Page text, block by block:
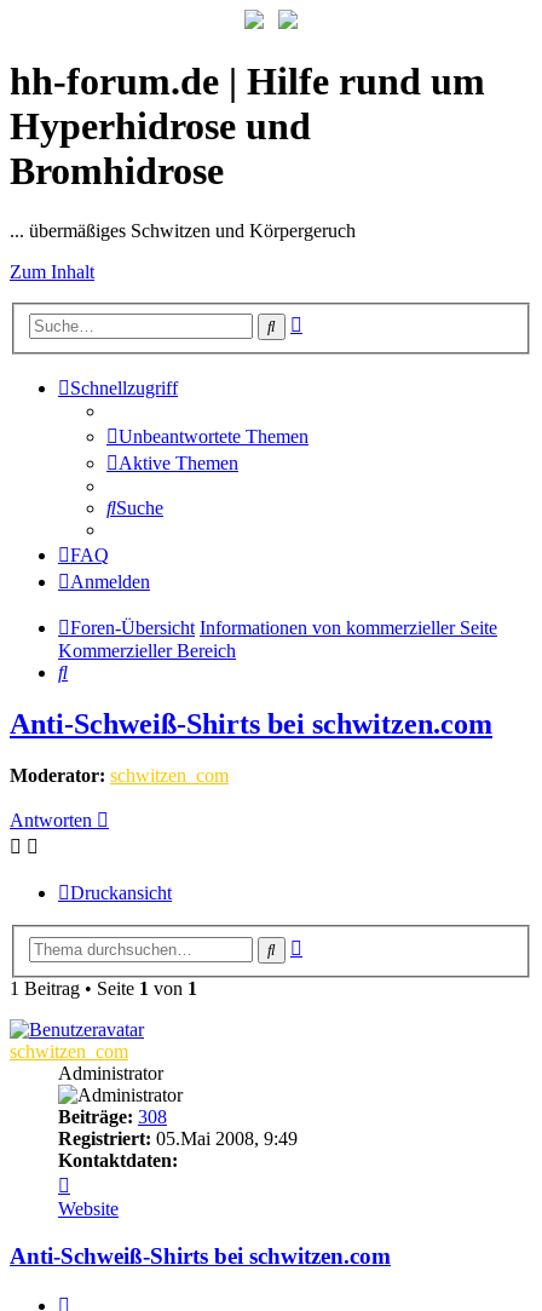
hh-forum.de | Hilfe rund um
Hyperhidrose und
Bromhidrose
... übermäßiges Schwitzen und Körpergeruch
Zum Inhalt
Suche
Schnellzugriff
Unbeantwortete Themen
Aktive Themen
Suche
FAQ
Anmelden
Foren-Übersicht Informationen von kommerzieller Seite
Kommerzieller Bereich
Suche
Anti-Schweiß-Shirts bei schwitzen.com
Moderator: schwitzen_com
Antworten
Druckansicht
Suche
1 Beitrag • Seite 1 von 1
schwitzen_com
Administrator
Beiträge: 308
Registriert: 05.Mai 2008, 9:49
Kontaktdaten:
von
schwitzen_com
Website
Anti-Schweiß-Shirts bei schwitzen.com